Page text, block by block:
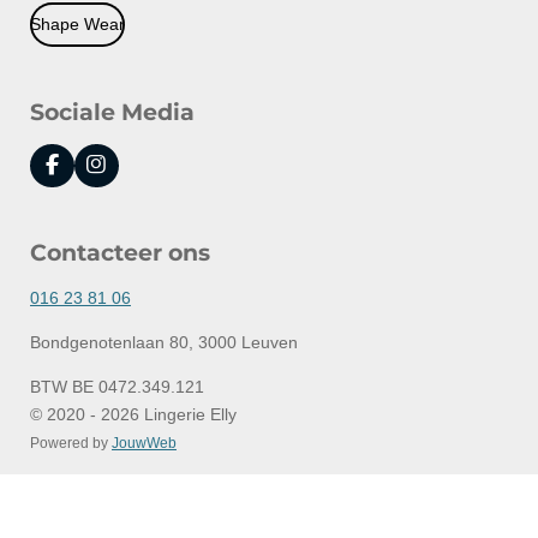
Shape Wear
Sociale Media
F
a
b
o
k
I
n
a
r
a
Contacteer ons
016 23 81 06
Bondgenotenlaan 80, 3000 Leuven
BTW BE 0472.349.121
© 2020 - 2026 Lingerie Elly
Powered by JouwWeb